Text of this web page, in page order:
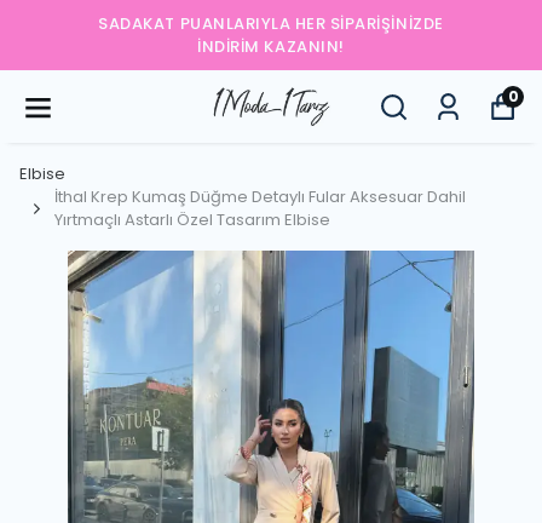
SADAKAT PUANLARIYLA HER SIPARIŞINIZDE
İNDIRIM KAZANIN!
0
Elbise
İthal Krep Kumaş Düğme Detaylı Fular Aksesuar Dahil
Yırtmaçlı Astarlı Özel Tasarım Elbise